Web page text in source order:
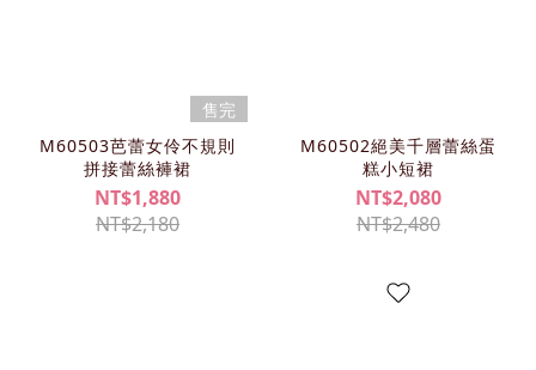
售完
M60503芭蕾女伶不規則
拼接蕾絲褲裙
NT$1,880
NT$2,180
M60502絕美千層蕾絲蛋
糕小短裙
NT$2,080
NT$2,480